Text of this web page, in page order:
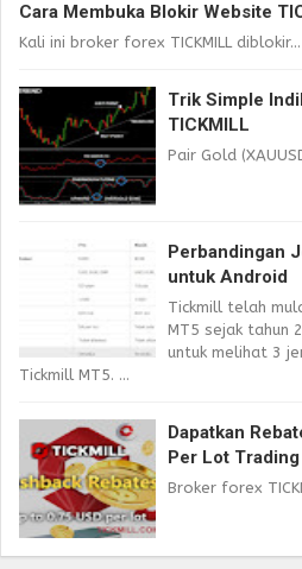
Cara Membuka Blokir Website
Kali ini broker forex TICKMILL diblokir...
Trik Simple
TICKMILL
Pair Gold
Perbandingan
untuk Android
Tickmill telah
MT5 sejak tahun
untuk melihat 3
Tickmill MT5. ...
Dapatkan
Per Lot Trading
Broker forex